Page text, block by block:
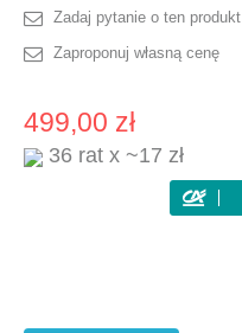
Zadaj pytanie o ten produkt
Zaproponuj własną cenę
499,00 zł
36 rat x ~17 zł